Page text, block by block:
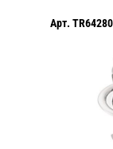
Арт.